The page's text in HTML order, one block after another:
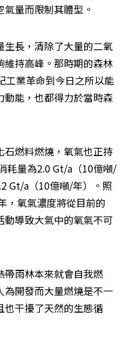
量而限制其體型。
長，清除了大量的二氧
持高峰。那時期的森林
工業革命到今日之所以能
能，也都得力於當時森
燃料燃燒，氧氣也正持
耗量為2.0 Gt/a（10億噸/
Gt/a（10億噸/年）。照
，氧氣濃度將從目前的
導致大氣中的氧氣不可
帶雨林本來就會自我燃
為開發而大量燃燒是不一
也干擾了天然的生態循